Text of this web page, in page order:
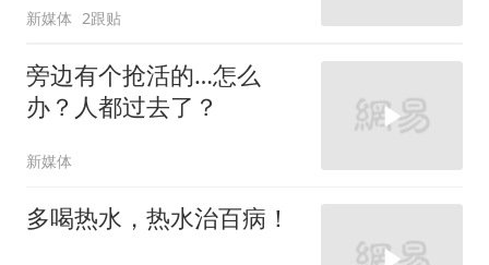
新媒体 2跟贴
旁边有个抢活的…怎么
办？人都过去了？
新媒体
多喝热水，热水治百病！